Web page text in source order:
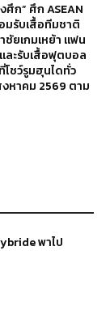
ศึก” ศึก ASEAN
มรับเสื้อทีมชาติ
ชัยเกมเหย้า แฟน
ละรับเสื้อฟุตบอล
ชว์รูมฮุนไดทั่ว
งหาคม 2569 ตาม
พาไป